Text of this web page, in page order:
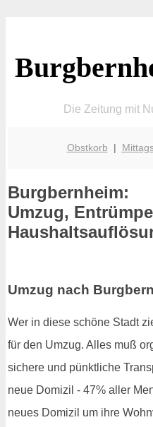
Die Zeitung mit
Obstkorb |
Burgbernheim:
Umzug,
Umzug nach
Wer in diese schöne Stadt
für den Umzug. Alles muß
sichere und pünktliche
neue Domizil - 47% aller
neues Domizil um ihre